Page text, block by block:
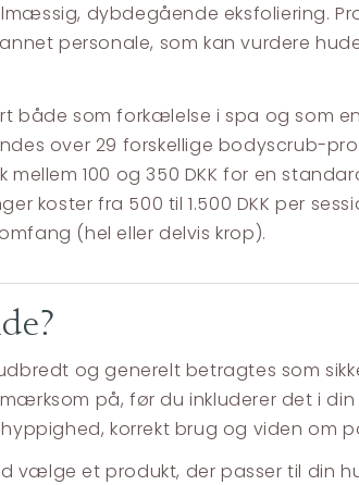
dybdegående eksfoliering.
personale, som kan vurdere
både som forkælelse i spa og som
over 29 forskellige bodyscrub-
mellem 100 og 350 DKK for en
koster fra 500 til 1.500 DKK per
(hel eller delvis krop).
og generelt betragtes som
på, før du inkluderer det i
korrekt brug og viden om
vælge et produkt, der passer til din